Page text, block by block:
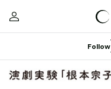
Follow